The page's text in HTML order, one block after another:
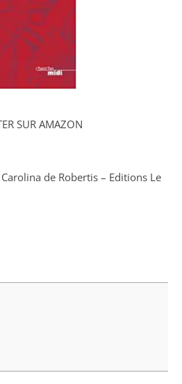
SUR AMAZON
Carolina de Robertis – Editions Le